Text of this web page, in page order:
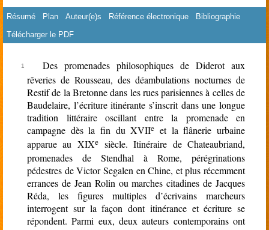
Résumé Plan Auteur(e)s Référence électronique
Bibliographie
Télécharger le PDF
Des promenades philosophiques de Diderot aux
rêveries de Rousseau, des déambulations nocturnes de
Restif de la Bretonne dans les rues parisiennes à celles de
Baudelaire, l’écriture itinérante s’inscrit dans une longue
tradition littéraire oscillant entre la promenade en
campagne dès la fin du XVIIe et la flânerie urbaine
apparue au XIXesiècle. Itinéraire de Chateaubriand,
promenades de Stendhal à Rome, pérégrinations
pédestres de Victor Segalen en Chine, et plus récemment
errances de Jean Rolin ou marches citadines de Jacques
Réda, les figures multiples d’écrivains marcheurs
interrogent sur la façon dont itinérance et écriture se
répondent. Parmi eux, deux auteurs contemporains ont